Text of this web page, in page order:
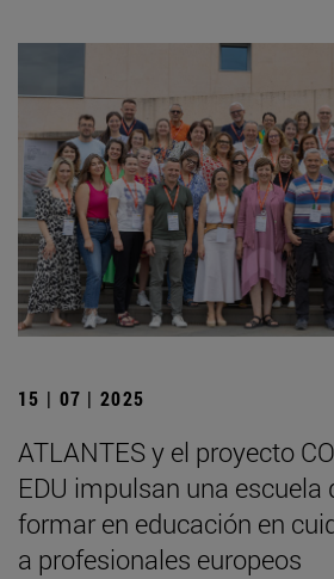
15 | 07 | 2025
ATLANTES y el proyecto
EDU impulsan una escuela
formar en educación en
a profesionales europeos